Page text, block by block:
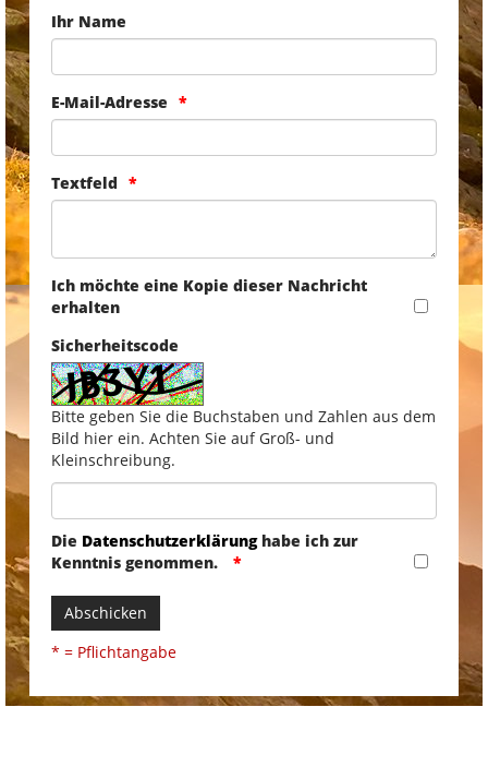
Ihr Name
E-Mail-Adresse
Textfeld
Ich möchte eine Kopie dieser Nachricht
erhalten
Sicherheitscode
Bitte geben Sie die Buchstaben und Zahlen aus dem
Bild hier ein. Achten Sie auf Groß- und
Kleinschreibung.
Die Datenschutzerklärunghabe ich zur
Kenntnis genommen.
Abschicken
* = Pflichtangabe